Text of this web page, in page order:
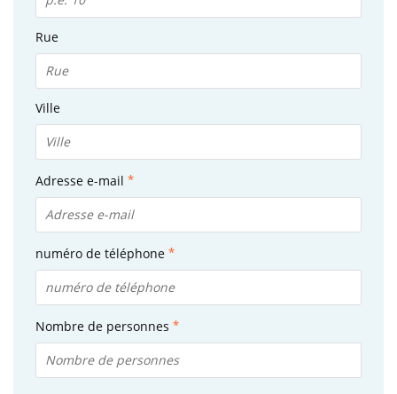
Rue
Ville
Adresse e-mail
numéro de téléphone
Nombre de personnes